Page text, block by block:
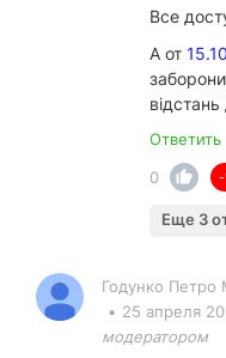
Все
А от
Ответить
0
-
Еще 3
Годунко Петро
• 25 апреля
модератором